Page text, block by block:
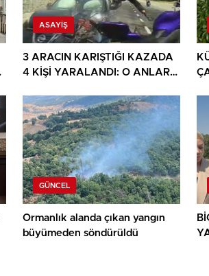
ASAYIŞ
3 ARACIN KARIŞTIĞI KAZADA
4 KİŞİ YARALANDI: O ANLAR
GÜNCEL
Ormanlık alanda çıkan yangın
büyümeden söndürüldü